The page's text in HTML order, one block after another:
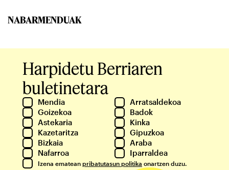
NABARMENDUAK
Harpidetu Berriaren
buletinetara
Mendia
Arratsaldekoa
Goizekoa
Badok
Astekaria
Kinka
Kazetaritza
Gipuzkoa
Bizkaia
Araba
Nafarroa
Iparraldea
Izena ematean pribatutasun politika onartzen duzu.